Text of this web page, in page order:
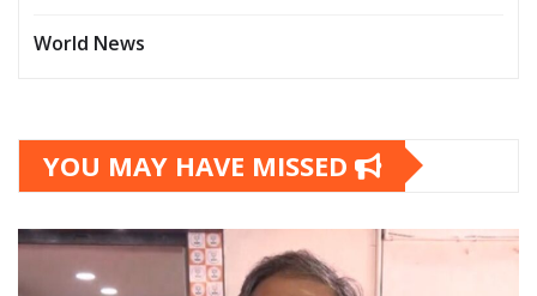
World News
YOU MAY HAVE MISSED